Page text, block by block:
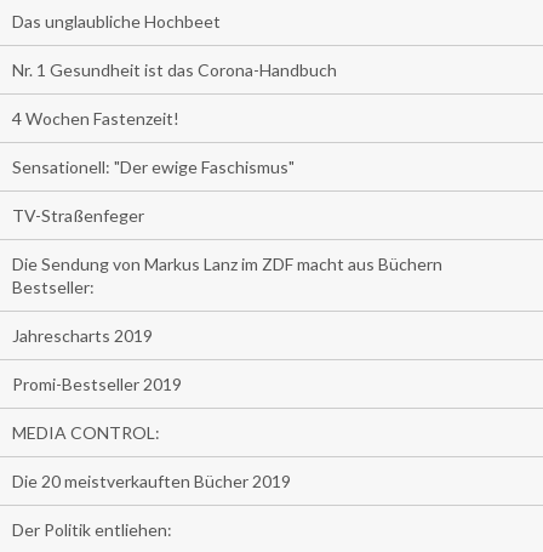
Das unglaubliche Hochbeet
Nr. 1 Gesundheit ist das Corona-Handbuch
4 Wochen Fastenzeit!
Sensationell: "Der ewige Faschismus"
TV-Straßenfeger
Die Sendung von Markus Lanz im ZDF macht aus Büchern
Bestseller:
Jahrescharts 2019
Promi-Bestseller 2019
MEDIA CONTROL:
Die 20 meistverkauften Bücher 2019
Der Politik entliehen: